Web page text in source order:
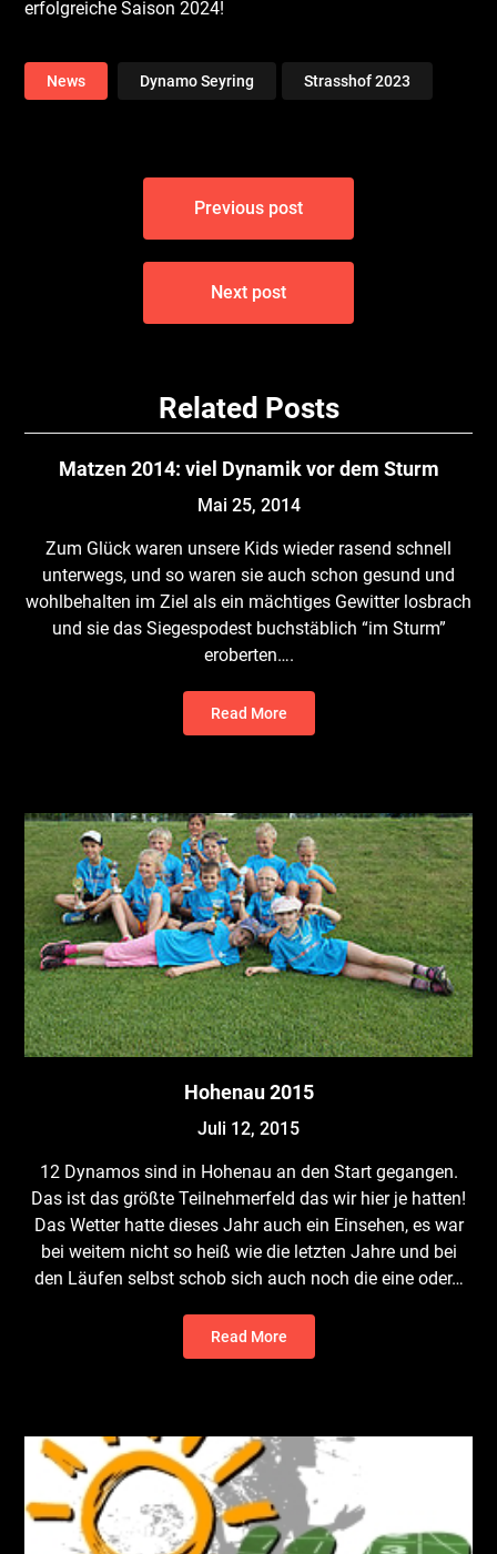
erfolgreiche Saison 2024!
News Dynamo Seyring Strasshof 2023
Beitragsnavigation
Previous post
Next post
Related Posts
Matzen 2014: viel Dynamik vor dem Sturm
Mai 25, 2014
Zum Glück waren unsere Kids wieder rasend schnell
unterwegs, und so waren sie auch schon gesund und
wohlbehalten im Ziel als ein mächtiges Gewitter losbrach
und sie das Siegespodest buchstäblich “im Sturm”
eroberten….
Read More
Hohenau 2015
Juli 12, 2015
12 Dynamos sind in Hohenau an den Start gegangen.
Das ist das größte Teilnehmerfeld das wir hier je hatten!
Das Wetter hatte dieses Jahr auch ein Einsehen, es war
bei weitem nicht so heiß wie die letzten Jahre und bei
den Läufen selbst schob sich auch noch die eine oder…
Read More